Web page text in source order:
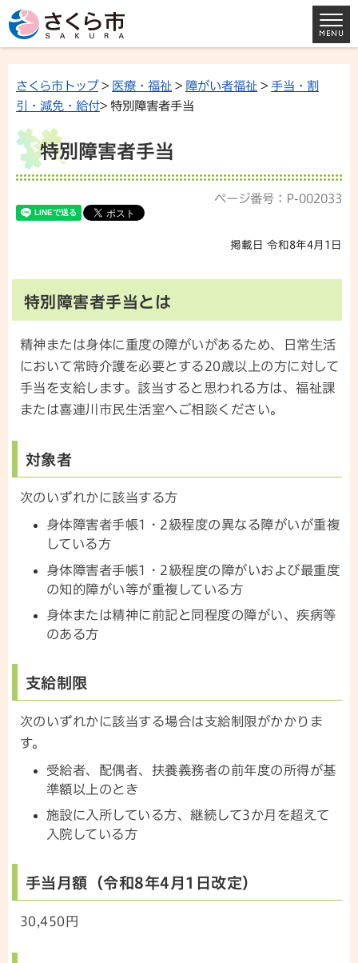
さくら市トップ> 医療・福祉 > 障がい者福祉 > 手当・割
引・減免・給付> 特別障害者手当
特別障害者手当
ページ番号：P-002033
掲載日 令和8年4月1日
特別障害者手当とは
精神または身体に重度の障がいがあるため、日常生活
において常時介護を必要とする20歳以上の方に対して
手当を支給します。該当すると思われる方は、福祉課
または喜連川市民生活室へご相談ください。
対象者
次のいずれかに該当する方
身体障害者手帳1・2級程度の異なる障がいが重複
している方
身体障害者手帳1・2級程度の障がいおよび最重度
の知的障がい等が重複している方
身体または精神に前記と同程度の障がい、疾病等
のある方
支給制限
次のいずれかに該当する場合は支給制限がかかりま
す。
受給者、配偶者、扶養義務者の前年度の所得が基
準額以上のとき
施設に入所している方、継続して3か月を超えて
入院している方
手当月額（令和8年4月1日改定）
30,450円